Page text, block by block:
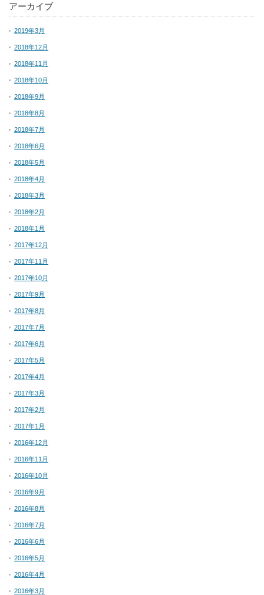
アーカイブ
2019年3月
2018年12月
2018年11月
2018年10月
2018年9月
2018年8月
2018年7月
2018年6月
2018年5月
2018年4月
2018年3月
2018年2月
2018年1月
2017年12月
2017年11月
2017年10月
2017年9月
2017年8月
2017年7月
2017年6月
2017年5月
2017年4月
2017年3月
2017年2月
2017年1月
2016年12月
2016年11月
2016年10月
2016年9月
2016年8月
2016年7月
2016年6月
2016年5月
2016年4月
2016年3月